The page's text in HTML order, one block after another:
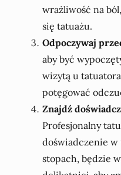
wrażliwość na
się tatuażu.
Odpoczywaj
aby być
wizytą u
potęgować
Znajdź
Profesjonalny
doświadczenie w
stopach, będzie